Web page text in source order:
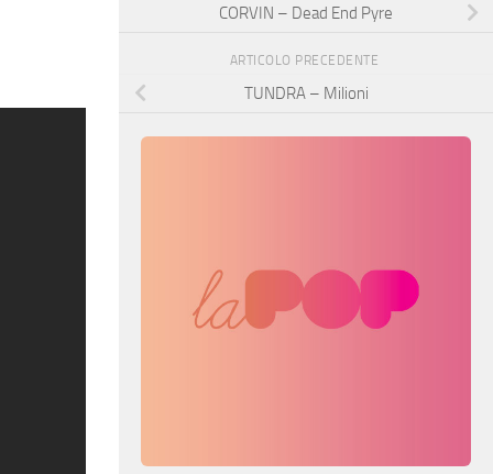
CORVIN – Dead End Pyre
ARTICOLO PRECEDENTE
TUNDRA – Milioni